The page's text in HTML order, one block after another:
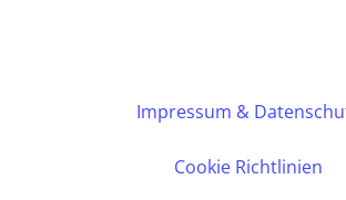
Impressum &
Cookie Richtlinien